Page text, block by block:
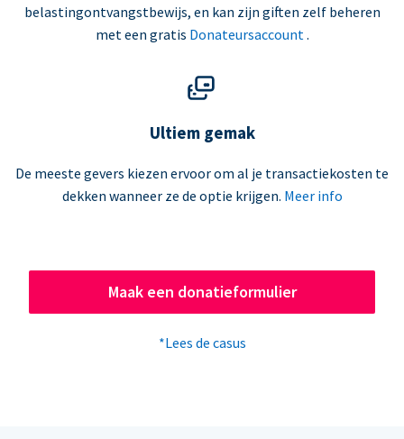
belastingontvangstbewijs, en kan zijn giften zelf beheren
met een gratis Donateursaccount.
Ultiem gemak
De meeste gevers kiezen ervoor om al je transactiekosten te
dekken wanneer ze de optie krijgen. Meer info
Maak een donatieformulier
*Lees de casus